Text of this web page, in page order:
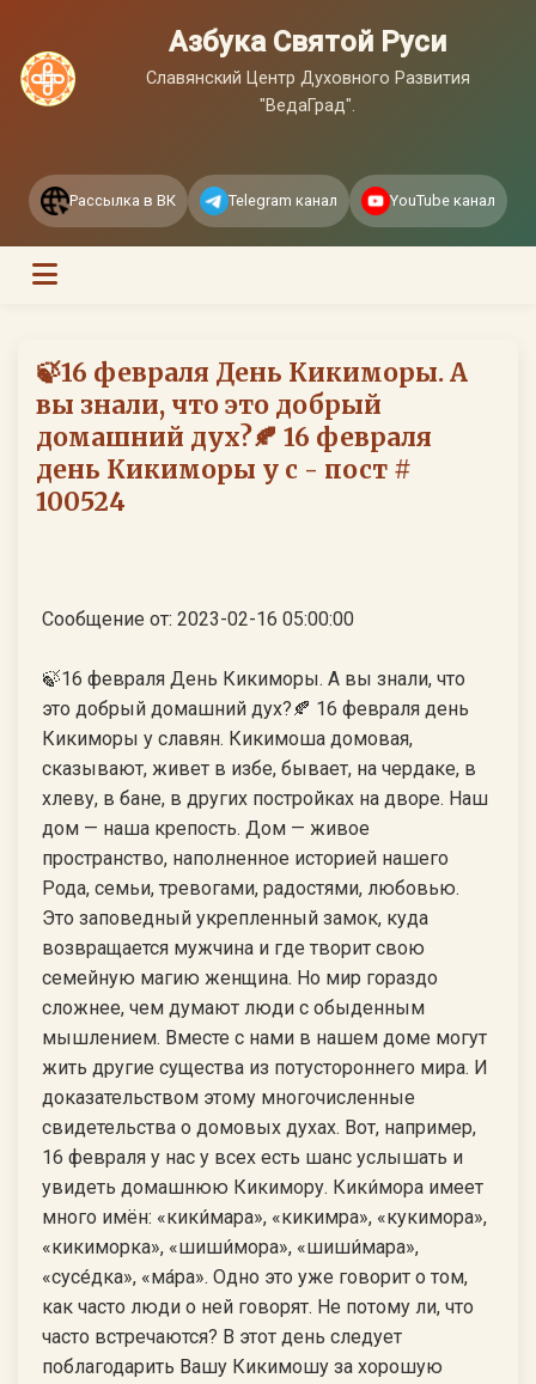
Азбука Святой Руси
Славянский Центр Духовного Развития
"ВедаГрад".
Рассылка в ВК Telegram канал YouTube канал
🍃16 февраля День Кикиморы. А
вы знали, что это добрый
домашний дух?🍂 16 февраля
день Кикиморы у с - пост #
100524
Сообщение от: 2023-02-16 05:00:00
🍃16 февраля День Кикиморы. А вы знали, что
это добрый домашний дух?🍂 16 февраля день
Кикиморы у славян. Кикимоша домовая,
сказывают, живет в избе, бывает, на чердаке, в
хлеву, в бане, в других постройках на дворе. Наш
дом — наша крепость. Дом — живое
пространство, наполненное историей нашего
Рода, семьи, тревогами, радостями, любовью.
Это заповедный укрепленный замок, куда
возвращается мужчина и где творит свою
семейную магию женщина. Но мир гораздо
сложнее, чем думают люди с обыденным
мышлением. Вместе с нами в нашем доме могут
жить другие существа из потустороннего мира. И
доказательством этому многочисленные
свидетельства о домовых духах. Вот, например,
16 февраля у нас у всех есть шанс услышать и
увидеть домашнюю Кикимору. Кики́мора имеет
много имён: «кики́мара», «кикимра», «кукимора»,
«кикиморка», «шиши́мора», «шиши́мара»,
«сусе́дка», «ма́ра». Одно это уже говорит о том,
как часто люди о ней говорят. Не потому ли, что
часто встречаются? В этот день следует
поблагодарить Вашу Кикимошу за хорошую